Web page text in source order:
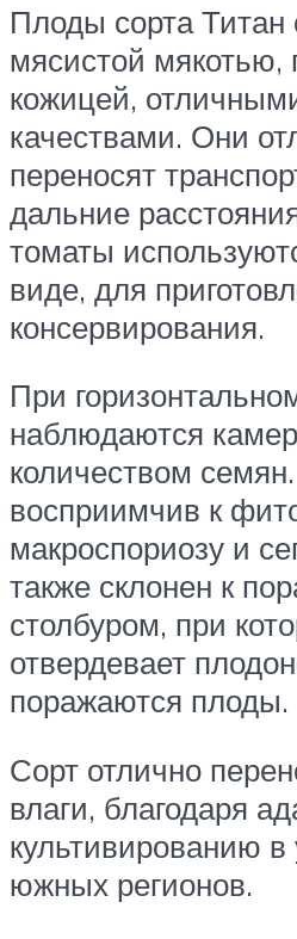
Плоды сорта Титан
мясистой мякотью,
кожицей,
качествами. Они
переносят
дальние
томаты
виде, для
консервирования.
При
наблюдаются
количеством
восприимчив к
макроспориозу и
также склонен к
столбуром, при
отвердевает
поражаются плоды.
Сорт отлично
влаги, благодаря
культивированию в
южных регионов.